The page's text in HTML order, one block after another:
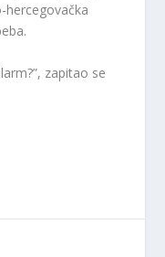
hercegovačka
zapitao se